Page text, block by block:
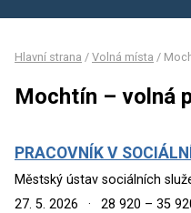
Hlavní strana / Volná místa /
Mochtín – volná
PRACOVNÍK V
Městský ústav sociálních
27. 5. 2026
· 28 920 – 35